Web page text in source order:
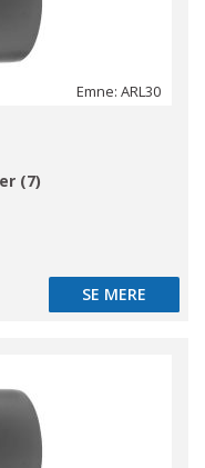
Emne: ARL30
(7)
SE MERE
SE MERE